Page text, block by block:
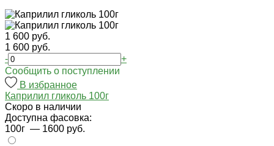
1 600 руб.
1 600 руб.
-
+
Cообщить о поступлении
В избранное
Каприлил гликоль 100г
Cкоро в наличии
Доступна фасовка:
100г — 1600 руб.